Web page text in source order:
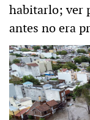
habitarlo; ver
antes no era